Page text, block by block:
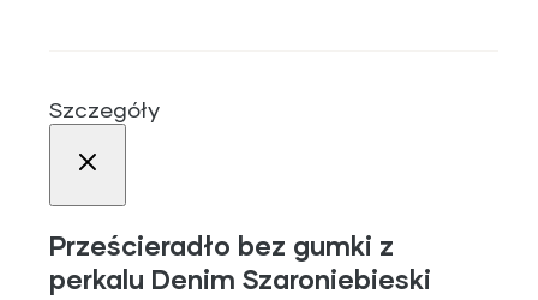
Szczegóły
Prześcieradło bez gumki z
perkalu Denim Szaroniebieski